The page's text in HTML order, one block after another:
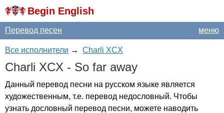
Begin English
меню
Перевод песен
Все исполнители → Charli XCX
Charli XCX - So far away
Данный перевод песни на русском языке является
художественным, т.е. перевод недословный. Чтобы
узнать дословный перевод песни, можете наводить